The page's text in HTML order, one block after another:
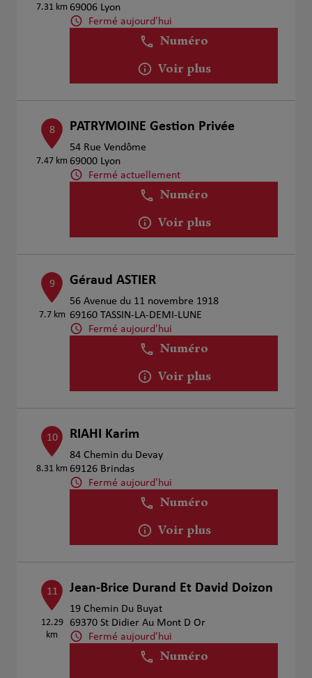
7.31 km 69006 Lyon
Fermé aujourd'hui
Numéro
Voir plus
8
7.47 km
PATRYMOINE Gestion Privée
54 Rue Vendôme
69000 Lyon
Fermé actuellement
Numéro
Voir plus
9
7.7 km
Géraud ASTIER
56 Avenue du 11 novembre 1918
69160 TASSIN-LA-DEMI-LUNE
Fermé aujourd'hui
Numéro
Voir plus
10
8.31 km
RIAHI Karim
84 Chemin du Devay
69126 Brindas
Fermé aujourd'hui
Numéro
Voir plus
11
12.29
km
Jean-Brice Durand Et David Doizon
19 Chemin Du Buyat
69370 St Didier Au Mont D Or
Fermé aujourd'hui
Numéro